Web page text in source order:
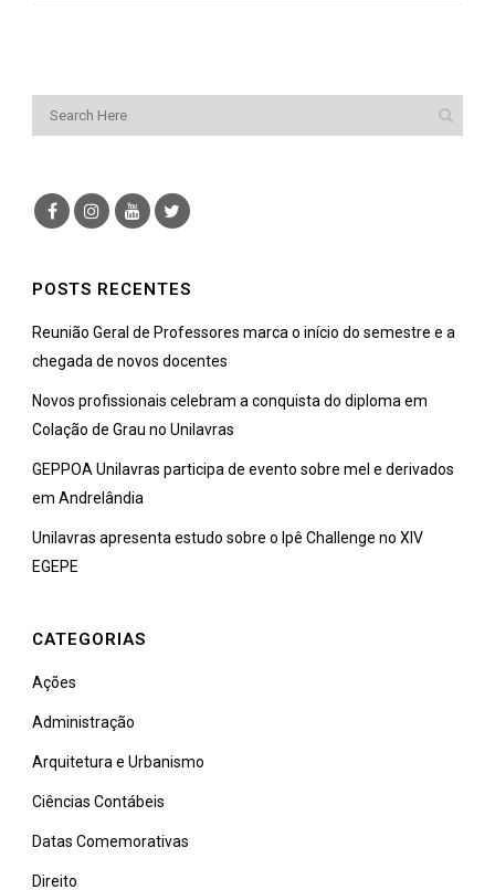
POSTS RECENTES
Reunião Geral de Professores marca o início do semestre e a
chegada de novos docentes
Novos profissionais celebram a conquista do diploma em
Colação de Grau no Unilavras
GEPPOA Unilavras participa de evento sobre mel e derivados
em Andrelândia
Unilavras apresenta estudo sobre o Ipê Challenge no XIV
EGEPE
CATEGORIAS
Ações
Administração
Arquitetura e Urbanismo
Ciências Contábeis
Datas Comemorativas
Direito